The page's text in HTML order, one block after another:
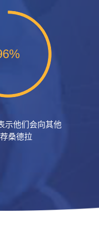
示他们会向其他
桑德拉